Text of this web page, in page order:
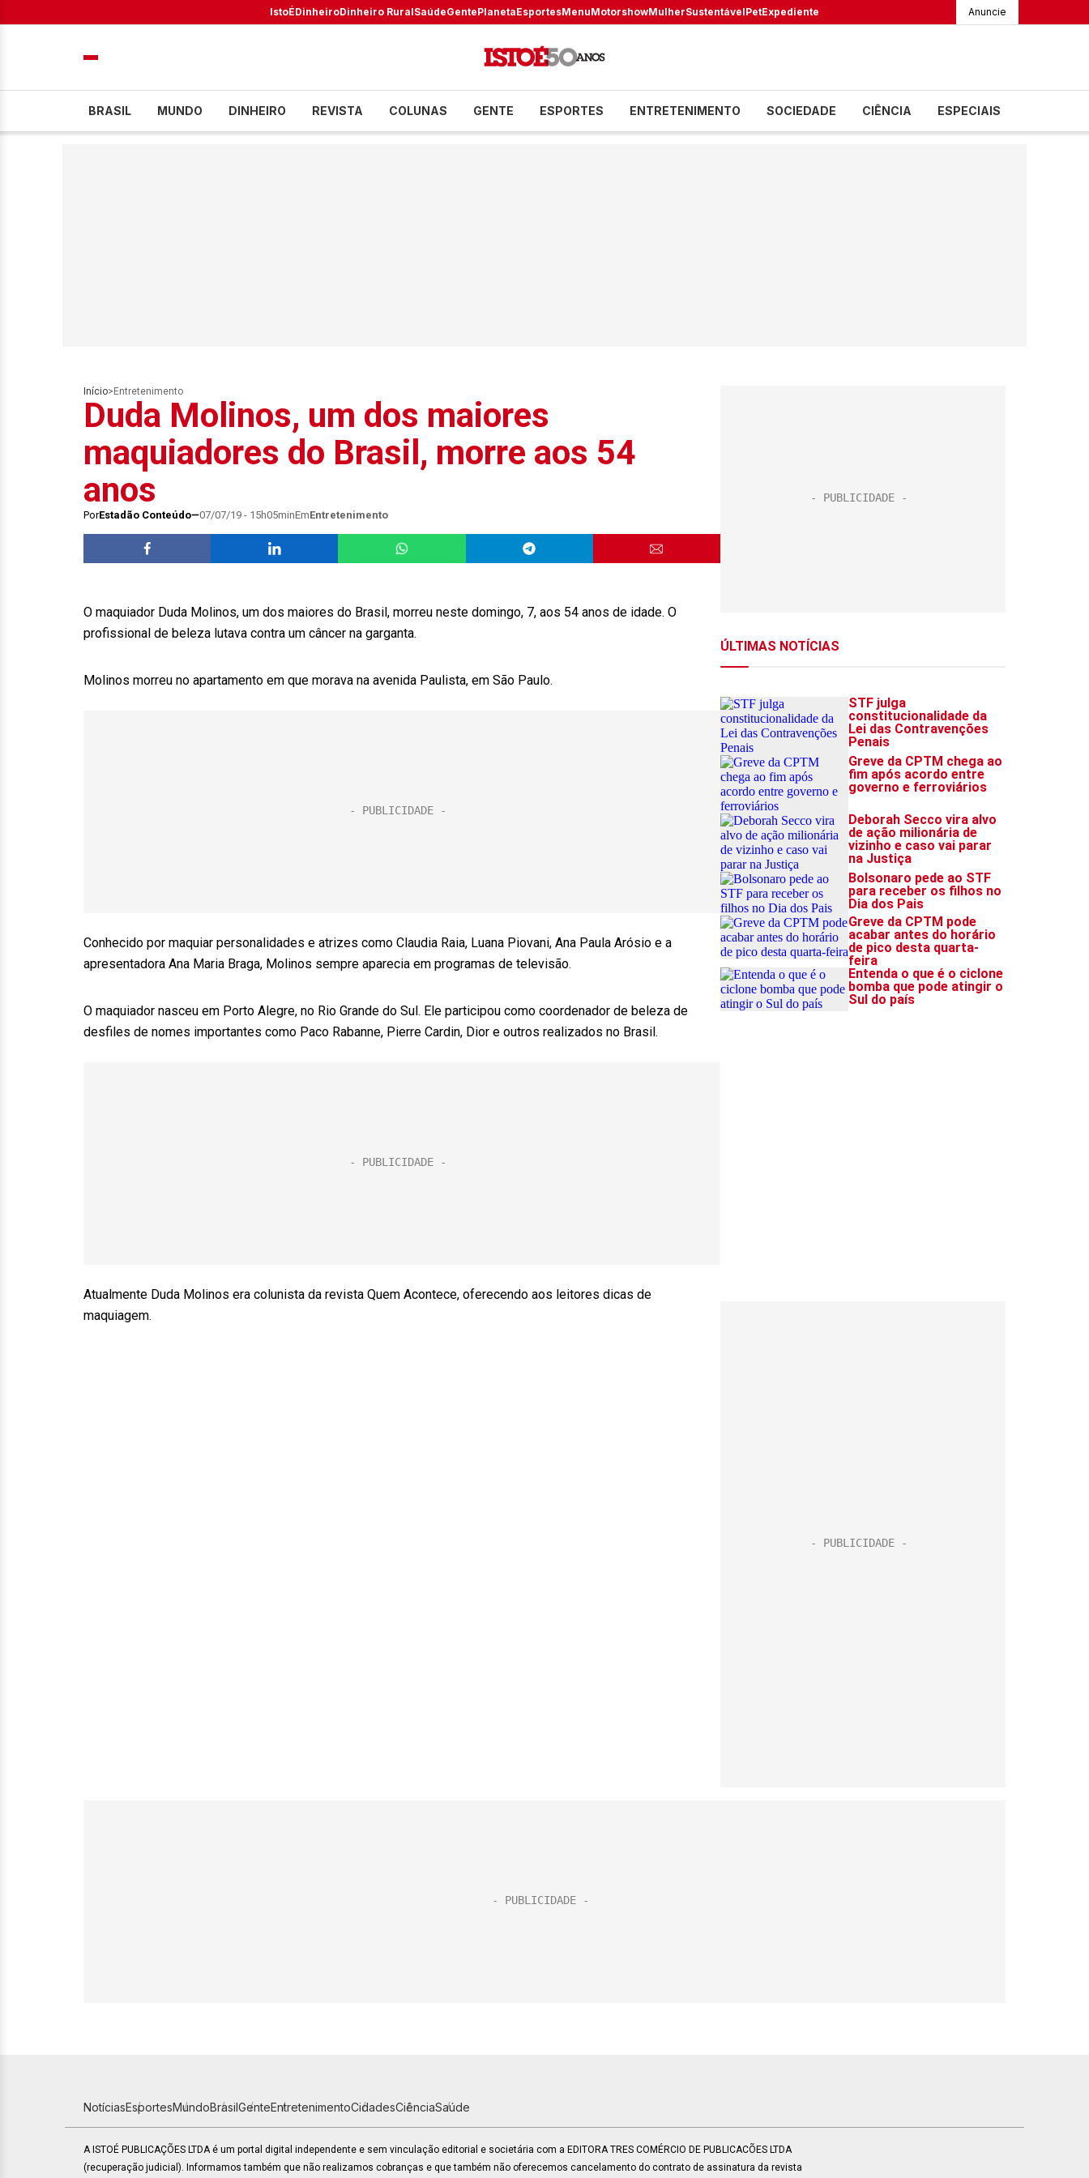
IstoÉDinheiroDinheiro RuralSaúdeGentePlanetaEsportesMenuMotorshowMulherSustentávelPetExpediente Anuncie
BRASIL MUNDO DINHEIRO REVISTA COLUNAS GENTE ESPORTES ENTRETENIMENTO SOCIEDADE CIÊNCIA ESPECIAIS
Início> Entretenimento
Duda Molinos, um dos maiores
maquiadores do Brasil, morre aos 54
anos
PorEstadão Conteúdo 07/07/19 - 15h05minEmEntretenimento
O maquiador Duda Molinos, um dos maiores do Brasil, morreu neste domingo, 7, aos 54 anos de idade. O
profissional de beleza lutava contra um câncer na garganta.
Molinos morreu no apartamento em que morava na avenida Paulista, em São Paulo.
Conhecido por maquiar personalidades e atrizes como Claudia Raia, Luana Piovani, Ana Paula Arósio e a
apresentadora Ana Maria Braga, Molinos sempre aparecia em programas de televisão.
O maquiador nasceu em Porto Alegre, no Rio Grande do Sul. Ele participou como coordenador de beleza de
desfiles de nomes importantes como Paco Rabanne, Pierre Cardin, Dior e outros realizados no Brasil.
Atualmente Duda Molinos era colunista da revista Quem Acontece, oferecendo aos leitores dicas de
maquiagem.
NotíciasEsportesMundoBrasilGenteEntretenimentoCidadesCiênciaSaúde
A ISTOÉ PUBLICAÇÕES LTDA é um portal digital independente e sem vinculação editorial e societária com a EDITORA TRES COMÉRCIO DE PUBLICACÕES LTDA
(recuperação judicial). Informamos também que não realizamos cobranças e que também não oferecemos cancelamento do contrato de assinatura da revista